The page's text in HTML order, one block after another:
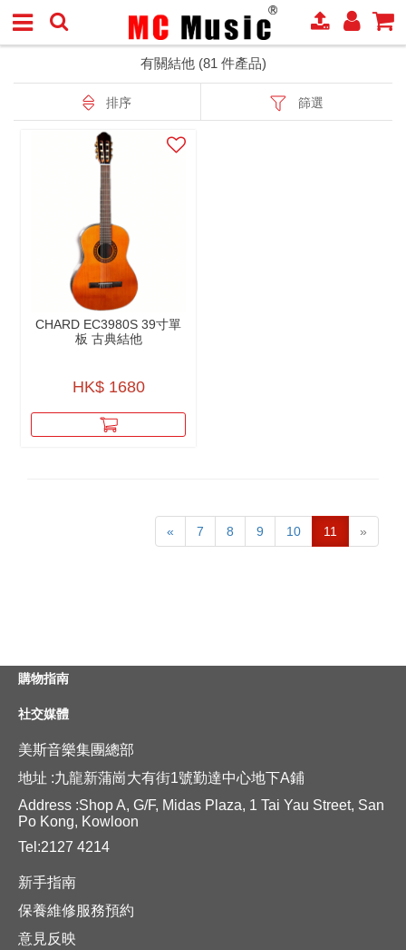
有關結他 (81 件產品)
排序 篩選
CHARD EC3980S 39寸單
板 古典結他
HK$ 1680
« 7 8 9 10 11 »
購物指南
社交媒體
美斯音樂集團總部
地址 :九龍新蒲崗大有街1號勤達中心地下A鋪
Address :Shop A, G/F, Midas Plaza, 1 Tai Yau Street, San
Po Kong, Kowloon
Tel:2127 4214
新手指南
保養維修服務預約
意見反映